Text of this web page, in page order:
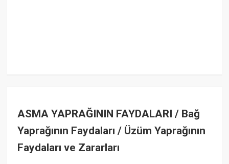
ASMA YAPRAĞININ FAYDALARI / Bağ
Yaprağının Faydaları / Üzüm Yaprağının
Faydaları ve Zararları